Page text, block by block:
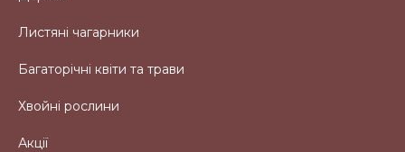
Листяні чагарники
Багаторічні квіти та трави
Хвойні рослини
Акції